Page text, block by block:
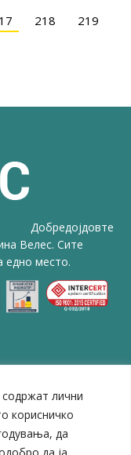
лични
корисничко
да
да ја
218
219
Добредојдовте
Велес. Сите
едно место.
самоуправа
регион